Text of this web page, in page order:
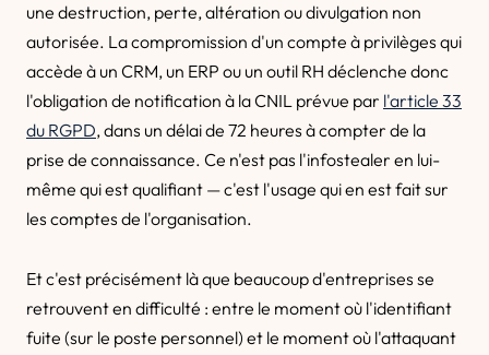
une destruction, perte, altération ou divulgation non
autorisée. La compromission d'un compte à privilèges qui
accède à un CRM, un ERP ou un outil RH déclenche donc
l'obligation de notification à la CNIL prévue par l'article 33
du RGPD, dans un délai de 72 heures à compter de la
prise de connaissance. Ce n'est pas l'infostealer en lui-
même qui est qualifiant — c'est l'usage qui en est fait sur
les comptes de l'organisation.
Et c'est précisément là que beaucoup d'entreprises se
retrouvent en difficulté : entre le moment où l'identifiant
fuite (sur le poste personnel) et le moment où l'attaquant